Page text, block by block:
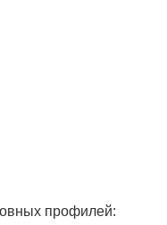
профилей: